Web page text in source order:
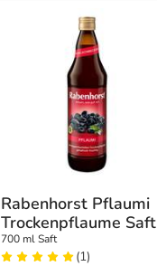
Rabenhorst Pflaumi
Trockenpflaume Saft
700 ml Saft
(1)